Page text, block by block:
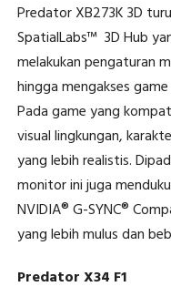
Predator XB273K 3D
SpatialLabs™ 3D Hub
melakukan pengaturan
hingga mengakses
Pada game yang
visual lingkungan,
yang lebih realistis.
monitor ini juga
NVIDIA® G-SYNC®
yang lebih mulus dan
Predator X34 F1